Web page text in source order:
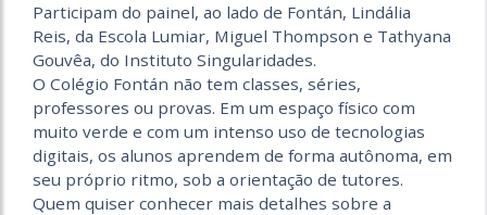
Participam do painel, ao lado de Fontán, Lindália
Reis, da Escola Lumiar, Miguel Thompson e Tathyana
Gouvêa, do Instituto Singularidades.
O Colégio Fontán não tem classes, séries,
professores ou provas. Em um espaço físico com
muito verde e com um intenso uso de tecnologias
digitais, os alunos aprendem de forma autônoma, em
seu próprio ritmo, sob a orientação de tutores.
Quem quiser conhecer mais detalhes sobre a